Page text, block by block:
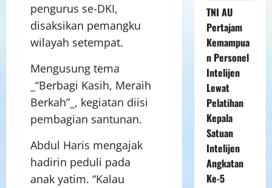
pengurus se-DKI,
disaksikan pemangku
wilayah setempat.
Mengusung tema
_“Berbagi Kasih, Meraih
Berkah”_, kegiatan diisi
pembagian santunan.
Abdul Haris mengajak
hadirin peduli pada
anak yatim. “Kalau
TNI AU
Pertajam
Kemampua
n Personel
Intelijen
Lewat
Pelatihan
Kepala
Satuan
Intelijen
Angkatan
Ke-5